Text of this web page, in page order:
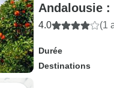
Andalousie
4.0 (1
Durée
Destinations